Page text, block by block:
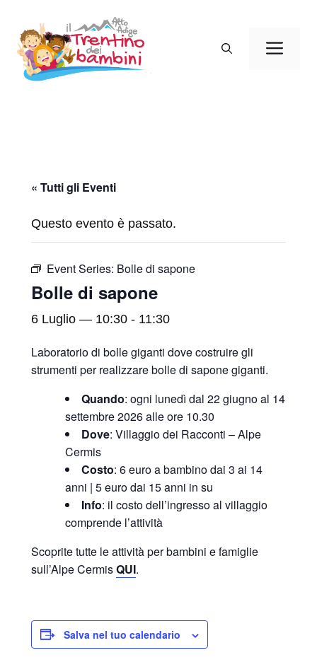
contenuto
« Tutti gli Eventi
Questo evento è passato.
Event Series: Bolle di sapone
Bolle di sapone
6 Luglio — 10:30 - 11:30
Laboratorio di bolle giganti dove costruire gli
strumenti per realizzare bolle di sapone giganti.
Quando: ogni lunedì dal 22 giugno al 14
settembre 2026 alle ore 10.30
Dove: Villaggio dei Racconti – Alpe
Cermis
Costo: 6 euro a bambino dai 3 ai 14
anni | 5 euro dai 15 anni in su
Info: il costo dell’ingresso al villaggio
comprende l’attività
Scoprite tutte le attività per bambini e famiglie
sull’Alpe CermisQUI.
Salva nel tuo calendario